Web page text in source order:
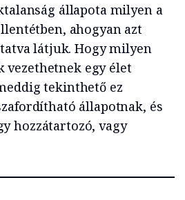
állapota milyen a
ahogyan azt
látjuk. Hogy milyen
egy élet
tekinthető ez
állapotnak, és
hozzátartozó, vagy